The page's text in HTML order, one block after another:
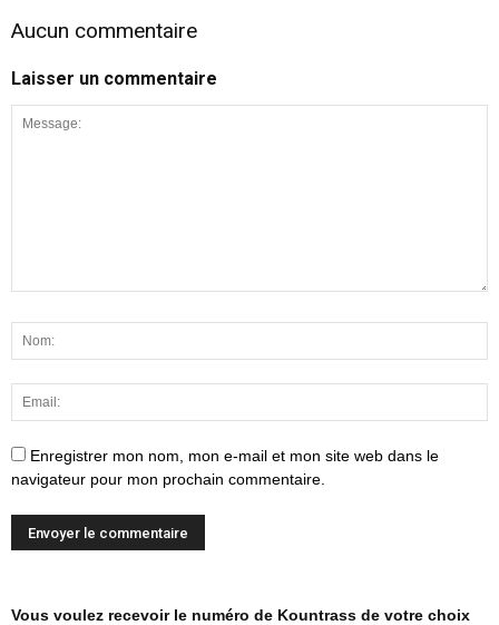
Aucun commentaire
Laisser un commentaire
Enregistrer mon nom, mon e-mail et mon site web dans le
navigateur pour mon prochain commentaire.
Vous voulez recevoir le numéro de Kountrass de votre choix